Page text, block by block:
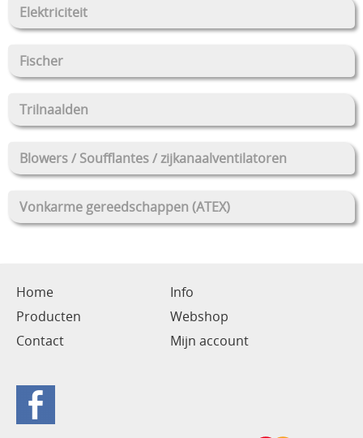
Elektriciteit
Fischer
Trilnaalden
Blowers / Soufflantes / zijkanaalventilatoren
Vonkarme gereedschappen (ATEX)
Home
Info
Producten
Webshop
Contact
Mijn account